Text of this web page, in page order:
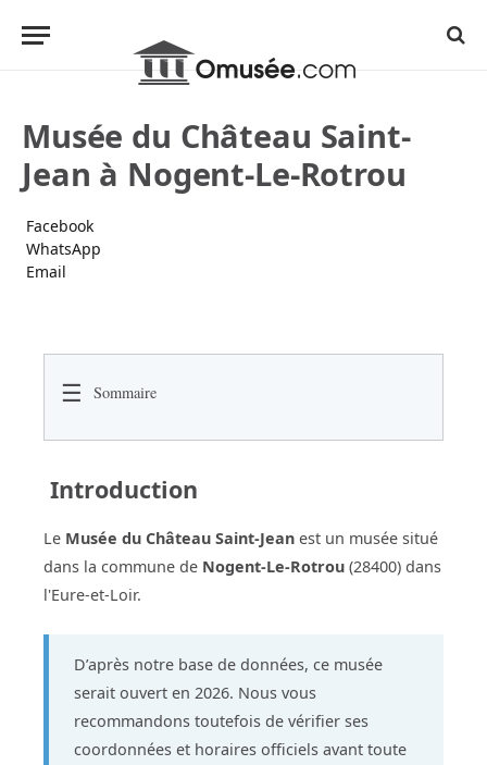
Musée du Château Saint-
Jean à Nogent-Le-Rotrou
Facebook
WhatsApp
Email
☰ Sommaire
Introduction
Le Musée du Château Saint-Jean est un musée situé
dans la commune de Nogent-Le-Rotrou (28400) dans
l'Eure-et-Loir.
D’après notre base de données, ce musée
serait ouvert en 2026. Nous vous
recommandons toutefois de vérifier ses
coordonnées et horaires officiels avant toute